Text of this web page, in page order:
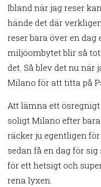
Ibland när jag reser
hände det där
reser bara över en dag
miljöombytet blir så
det. Så blev det nu
Milano för att titta på
Att lämna ett
soligt Milano efter
räcker ju egentligen
sedan få en dag för
för ett hetsigt och
rena lyxen.